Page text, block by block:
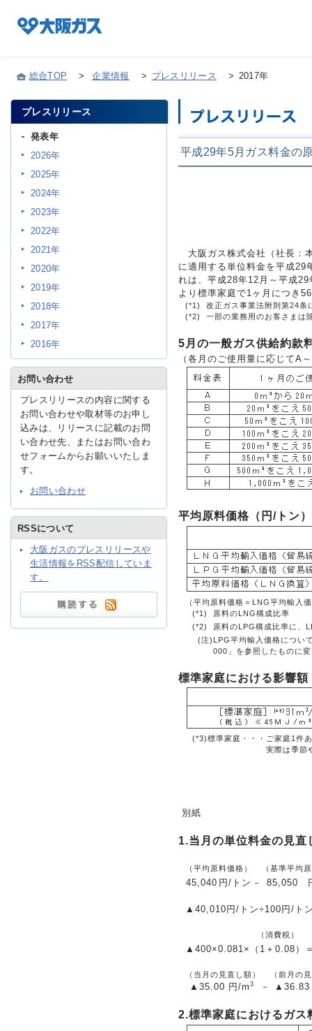
業務
企業情報TOP
企業/グループについて
社会貢献
サステナビリティ
IR情報
採用情報
プレスリリース
総合TOP > 企業情報 > プレスリリース > 2017年
平成29年5月ガス料金の
大阪ガス株式会社（社長：
に適用する単位料金を平成29
れは、平成28年12月～平成
より標準家庭で1ヶ月につき
(*1)
改正ガス事業法附則第24条
(*2)
一部の業務用のお客さまは
5月の一般ガス供給約款
（各月のご使用量に応じてA
平均原料価格（円/トン）
（平均原料価格＝LNG平均輸入
(*1)
原料のLNG構成比率
(*2)
原料のLPG構成比率に、
(注) LPG平均輸入価格につい
000」を参照したものに
標準家庭における影響額
(*3)標準家庭・・・ ご家庭1件
実際は季節
別紙
1.当月の単位料金の見直
（平均原料価格） （基準平均
45,040 円/トン － 85,050
▲40,010円/トン÷100円/
（消費税）
▲400×0.081× （1＋0.08）
（当月の見直し額） （前月の
▲35.00 円/m 3 － ▲36.83
2.標準家庭におけるガス
プレスリリース
発表年
2026年
2025年
2024年
2023年
2022年
2021年
2020年
2019年
2018年
2017年
2016年
お問い合わせ
プレスリリースの内容に関する
お問い合わせや取材等のお申し
込みは、リリースに記載のお問
い合わせ先、またはお問い合わ
せフォームからお願いいたしま
す。
お問い合わせ
RSSについて
大阪ガスのプレスリリースや
生活情報をRSS配信していま
す。